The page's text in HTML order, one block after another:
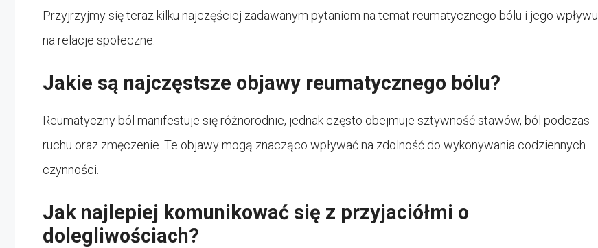
Przyjrzyjmy się teraz kilku najczęściej zadawanym pytaniom na temat reumatycznego bólu i jego wpływu
na relacje społeczne.
Jakie są najczęstsze objawy reumatycznego bólu?
Reumatyczny ból manifestuje się różnorodnie, jednak często obejmuje sztywność stawów, ból podczas
ruchu oraz zmęczenie. Te objawy mogą znacząco wpływać na zdolność do wykonywania codziennych
czynności.
Jak najlepiej komunikować się z przyjaciółmi o
dolegliwościach?